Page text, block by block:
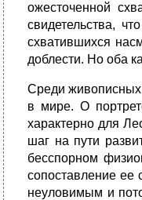
ожесточенной
свидетельства,
схватившихся
доблести. Но оба
Среди
в мире. О
характерно для
шаг на пути
бесспорном
сопоставление
неуловимым и